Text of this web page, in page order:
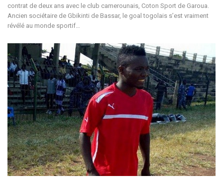
contrat de deux ans avec le club camerounais, Coton Sport de Garoua.
Ancien sociétaire de Gbikinti de Bassar, le goal togolais s’est vraiment
révélé au monde sportif…